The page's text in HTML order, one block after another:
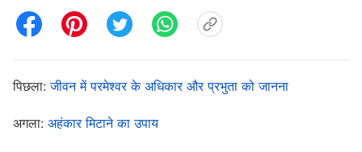
चाहती थी। अनेक मौकों पर मैंने अपना जीवन समाप्त कर लेना चाहा,
पर मैं मृत्यु से डरती थी। इसलिए मैंने हर दिन को जैसा वह आया,
वैसा ही लिया और मौत का इंतजार करने लगी...
पिछला:जीवन में परमेश्वर के अधिकार और प्रभुता को जानना
अगला: अहंकार मिटाने का उपाय